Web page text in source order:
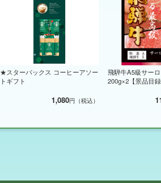
★スターバックス コーヒーアソー
トギフト
1,080円（税込）
飛騨牛A5級サー
200g×2【景品目録